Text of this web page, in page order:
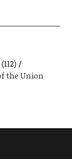
(112)
the Union